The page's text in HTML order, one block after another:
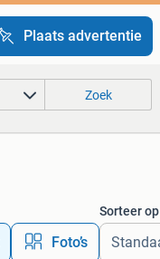
Plaats advertentie
Zoek
Foto’s
Sorteer op